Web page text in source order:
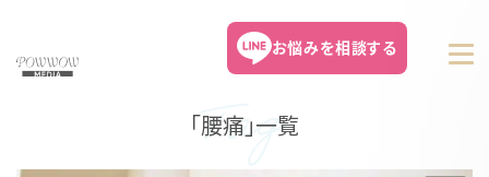
お悩みを相談する
「腰痛」一覧